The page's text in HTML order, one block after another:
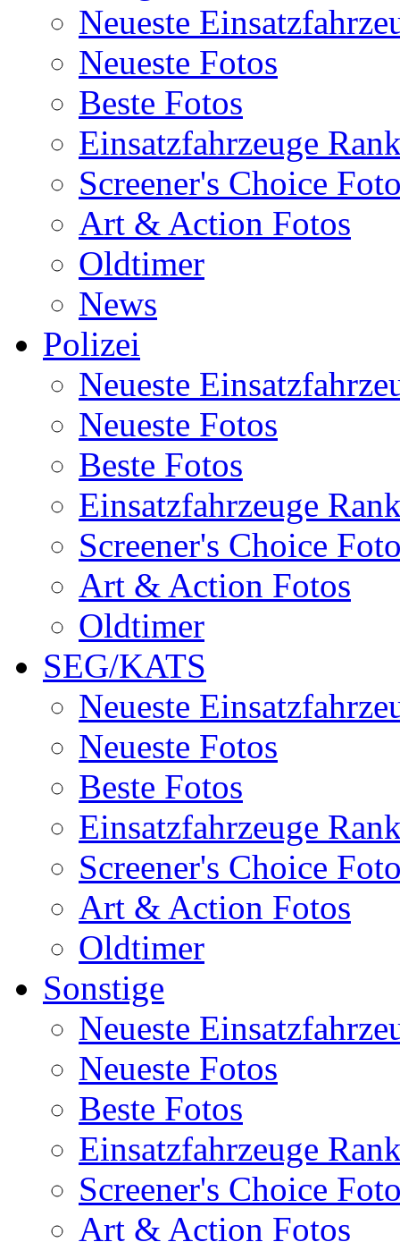
Neueste
Neueste Fotos
Beste Fotos
Einsatzfahrzeuge
Screener's Choice
Art & Action Fotos
Oldtimer
News
Polizei
Neueste
Neueste Fotos
Beste Fotos
Einsatzfahrzeuge
Screener's Choice
Art & Action Fotos
Oldtimer
SEG/KATS
Neueste
Neueste Fotos
Beste Fotos
Einsatzfahrzeuge
Screener's Choice
Art & Action Fotos
Oldtimer
Sonstige
Neueste
Neueste Fotos
Beste Fotos
Einsatzfahrzeuge
Screener's Choice
Art & Action Fotos